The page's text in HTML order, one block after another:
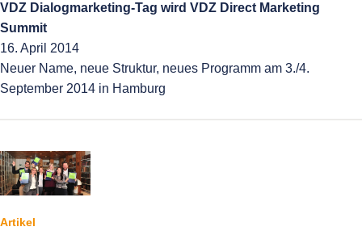
VDZ Dialogmarketing-Tag wird VDZ Direct Marketing
Summit
16. April 2014
Neuer Name, neue Struktur, neues Programm am 3./4.
September 2014 in Hamburg
Artikel